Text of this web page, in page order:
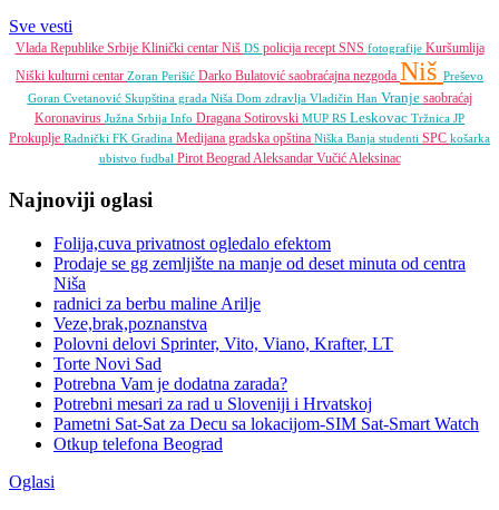
Sve vesti
Vlada Republike Srbije Klinički centar Niš DS policija receptSNS fotografije Kuršumlija
Niški kulturni centar Zoran Perišić Darko Bulatović saobraćajna nezgoda Niš Preševo
Goran Cvetanović Skupština grada Niša Dom zdravlja Vladičin Han Vranje saobraćaj
Koronavirus Južna Srbija Info Dragana Sotirovski MUP RS Leskovac Tržnica JP
Prokuplje Radnički FK Gradina Medijana gradska opština Niška Banja studenti SPC košarka
ubistvo fudbal PirotBeogradAleksandar VučićAleksinac
Najnoviji oglasi
Folija,cuva privatnost ogledalo efektom
Prodaje se gg zemljište na manje od deset minuta od centra
Niša
radnici za berbu maline Arilje
Veze,brak,poznanstva
Polovni delovi Sprinter, Vito, Viano, Krafter, LT
Torte Novi Sad
Potrebna Vam je dodatna zarada?
Potrebni mesari za rad u Sloveniji i Hrvatskoj
Pametni Sat-Sat za Decu sa lokacijom-SIM Sat-Smart Watch
Otkup telefona Beograd
Oglasi